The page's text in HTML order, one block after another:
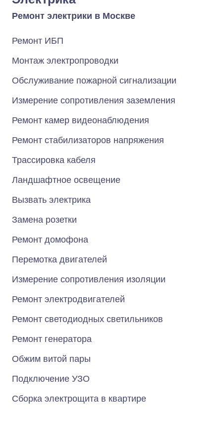
Ремонт электрики в Москве
Ремонт ИБП
Монтаж электропроводки
Обслуживание пожарной сигнализации
Измерение сопротивления заземления
Ремонт камер видеонаблюдения
Ремонт стабилизаторов напряжения
Трассировка кабеля
Ландшафтное освещение
Вызвать электрика
Замена розетки
Ремонт домофона
Перемотка двигателей
Измерение сопротивления изоляции
Ремонт электродвигателей
Ремонт светодиодных светильников
Ремонт генератора
Обжим витой пары
Подключение УЗО
Сборка электрощита в квартире